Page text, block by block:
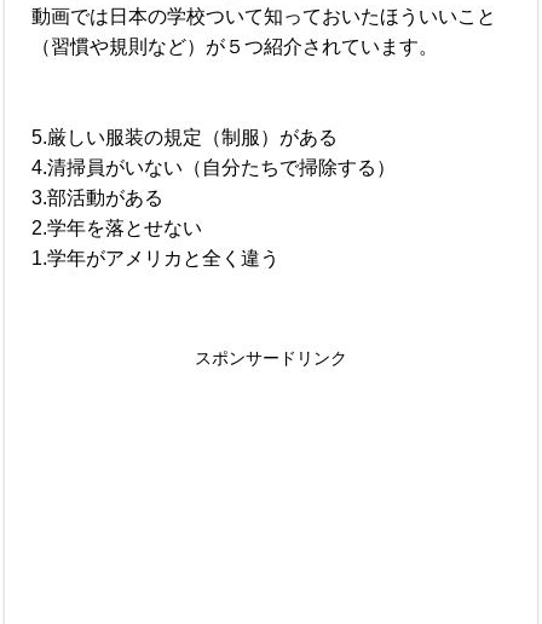
動画では日本の学校ついて知っておいたほういいこと
（習慣や規則など）が５つ紹介されています。
5.厳しい服装の規定（制服）がある
4.清掃員がいない（自分たちで掃除する）
3.部活動がある
2.学年を落とせない
1.学年がアメリカと全く違う
スポンサードリンク